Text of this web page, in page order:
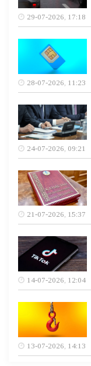
29-07-2026, 17:18
28-07-2026, 11:23
24-07-2026, 09:21
21-07-2026, 15:37
14-07-2026, 12:04
13-07-2026, 14:13